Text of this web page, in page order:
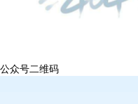
公众号二维码